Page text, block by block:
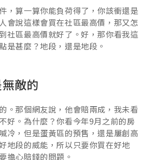
，算一算你能負荷得了，你該衝還是
會說這樣會買在社區最高價，那又怎
社區最高價就好了。好，那你看我這
是甚麼？地段，還是地段。
敵的
。那個網友說，他會賠兩成，我未看
好。為什麼？你看今年9月之前的房
冷，但是蛋黃區的預售，還是屢創高
地段的威能，所以只要你買在好地
擔心賠錢的問題。